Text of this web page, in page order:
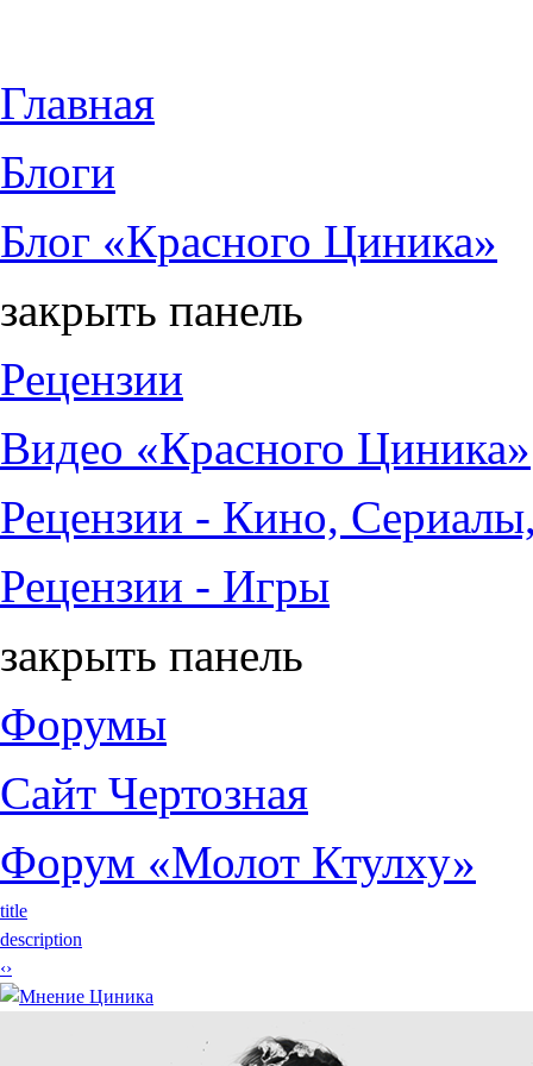
Главная
Блоги
Блог «Красного Циника»
закрыть панель
Рецензии
Видео «Красного Циника»
Рецензии - Кино,
Рецензии - Игры
закрыть панель
Форумы
Сайт Чертозная
Форум «Молот Ктулху»
title
description
‹›